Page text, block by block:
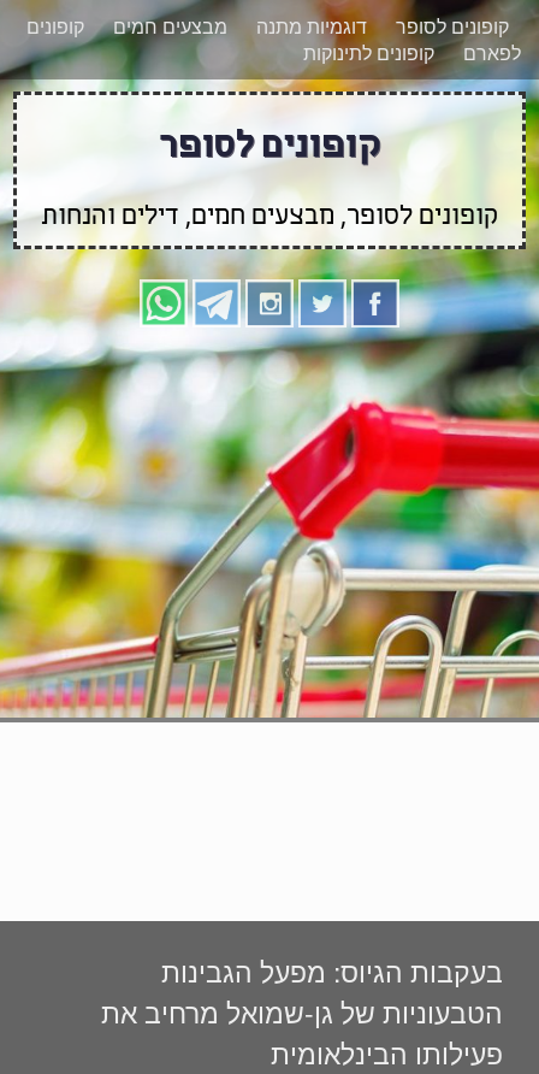
רוצים להישאר מעודכנים לגבי קופונים חדשים?
הצטרפו אלינו גם
בוואטסאפ
קופונים לסופר דוגמיות מתנה מבצעים חמים
קופונים
לפארם
קופונים לתינוקות
קופונים לסופר
קופונים לסופר, מבצעים חמים, דילים והנחות
בעקבות הגיוס: מפעל הגבינות
הטבעוניות של גן-שמואל מרחיב את
פעילותו הבינלאומית